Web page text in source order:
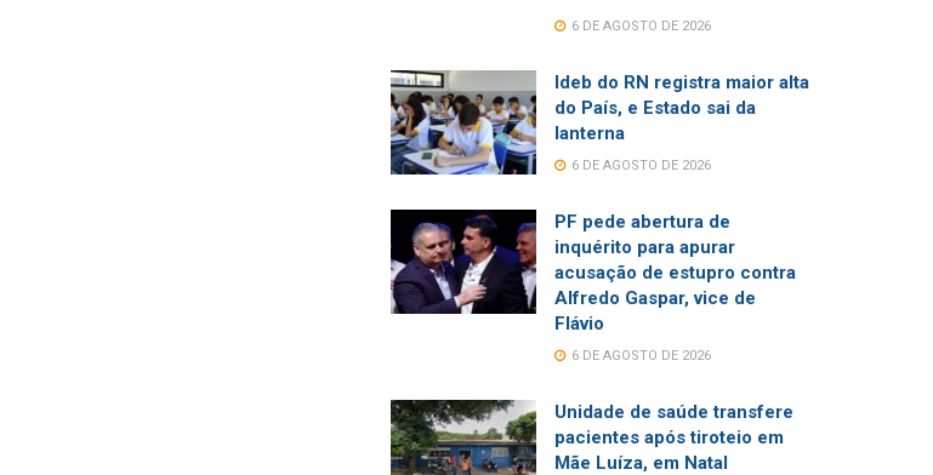
6 DE AGOSTO DE 2026
Ideb do RN registra maior alta
do País, e Estado sai da
lanterna
6 DE AGOSTO DE 2026
PF pede abertura de
inquérito para apurar
acusação de estupro contra
Alfredo Gaspar, vice de
Flávio
6 DE AGOSTO DE 2026
Unidade de saúde transfere
pacientes após tiroteio em
Mãe Luíza, em Natal